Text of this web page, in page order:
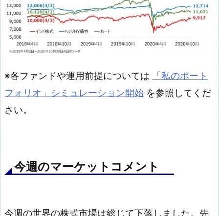
※各ファンドや運用前提については
「私のポート
フォリオ」シミュレーション開始 を参照してくだ
さい。
今週のマーケットコメント
今週の世界の株式市場は総じて下落しました。先